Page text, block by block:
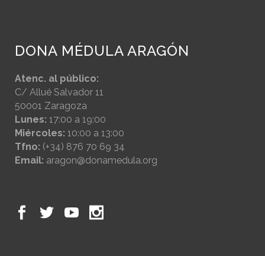
DONA MÉDULA ARAGÓN
Atenc. al público:
C/ Allué Salvador 11
50001 Zaragoza
Lunes: 17:00 a 19:00
Miércoles: 10:00 a 13:00
Tfno: (+34) 876 70 69 34
Email: aragon@donamedula.org